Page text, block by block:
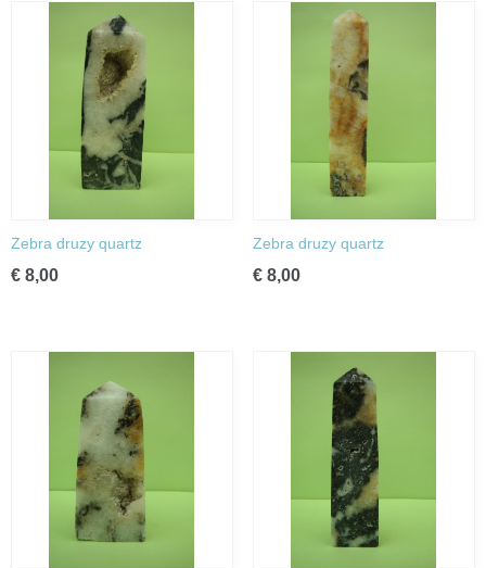
Zebra druzy quartz
€ 8,00
Zebra druzy quartz
€ 8,00